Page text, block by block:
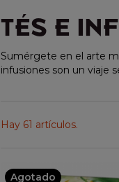
TÉS E
Sumérgete en el arte
infusiones son un viaje
Hay 61 artículos.
Agotado